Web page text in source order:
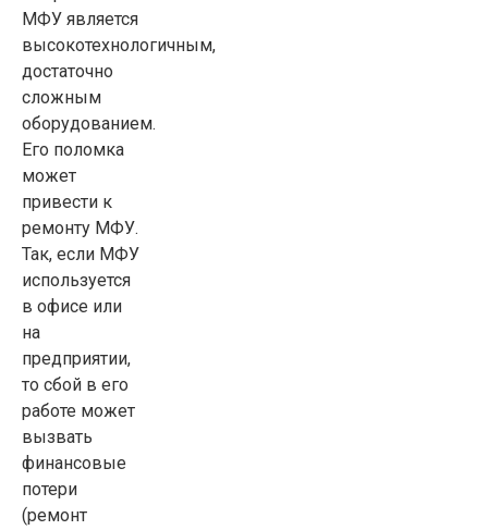
МФУ является
высокотехнологичным,
достаточно
сложным
оборудованием.
Его поломка
может
привести к
ремонту МФУ.
Так, если МФУ
используется
в офисе или
на
предприятии,
то сбой в его
работе может
вызвать
финансовые
потери
(ремонт